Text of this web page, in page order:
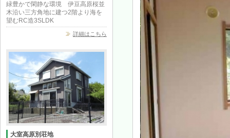
緑豊かで閑静な環境 伊豆高原桜並
木沿い三方角地に建つ2階より海を
望むRC造3SLDK
詳細はこちら
大室高原別荘地